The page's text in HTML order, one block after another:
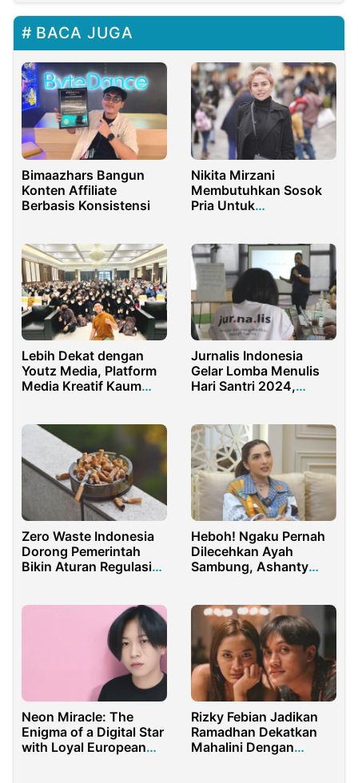
BACA JUGA
Bimaazhars Bangun
Konten Affiliate
Berbasis Konsistensi
Nikita Mirzani
Membutuhkan Sosok
Pria Untuk
Lebih Dekat dengan
Youtz Media, Platform
Media Kreatif Kaum
Jurnalis Indonesia
Gelar Lomba Menulis
Hari Santri 2024,
Zero Waste Indonesia
Dorong Pemerintah
Bikin Aturan Regulasi
Heboh! Ngaku Pernah
Dilecehkan Ayah
Sambung, Ashanty
Neon Miracle: The
Enigma of a Digital Star
with Loyal European
Rizky Febian Jadikan
Ramadhan Dekatkan
Mahalini Dengan